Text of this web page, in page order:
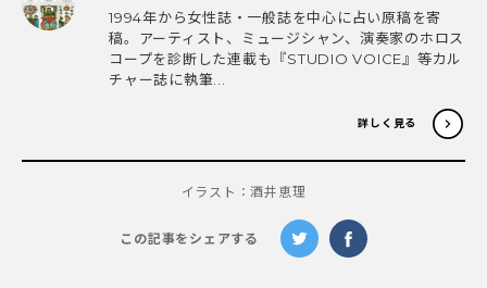
1994年から女性誌・一般誌を中心に占い原稿を寄
稿。アーティスト、ミュージシャン、演奏家のホロス
コープを診断した連載も『STUDIO VOICE』等カル
チャー誌に執筆...
詳しく見る
イラスト：酒井恵理
この記事をシェアする